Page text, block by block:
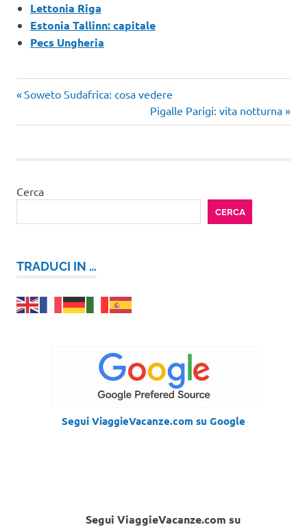
Lettonia Riga
Estonia Tallinn: capitale
Pecs Ungheria
Navigazione
articoli
Articolo
Soweto Sudafrica: cosa vedere
Articolo
successivo:
Pigalle Parigi: vita notturna
Cerca
CERCA
TRADUCI IN …
Segui ViaggieVacanze.com su Google
Segui ViaggieVacanze.com su